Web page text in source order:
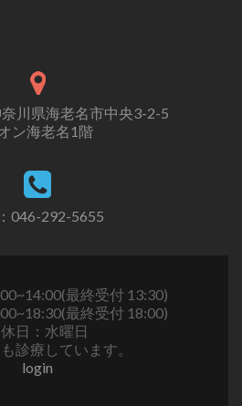
川県海老名市中央3-2-5
ン海老名1階
046-292-5655
最終受付 13:30)
最終受付 18:00)
日：水曜日
診療しています。
login